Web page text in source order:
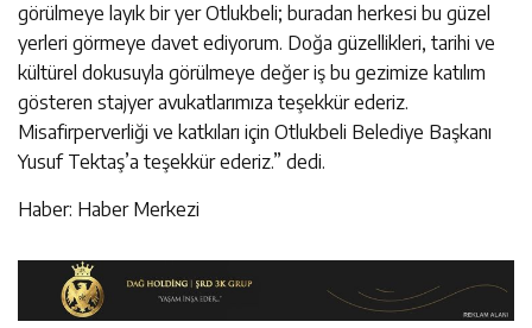
görülmeye layık bir yer Otlukbeli; buradan herkesi bu güzel
yerleri görmeye davet ediyorum. Doğa güzellikleri, tarihi ve
kültürel dokusuyla görülmeye değer iş bu gezimize katılım
gösteren stajyer avukatlarımıza teşekkür ederiz.
Misafirperverliği ve katkıları için Otlukbeli Belediye Başkanı
Yusuf Tektaş’a teşekkür ederiz.” dedi.
Haber: Haber Merkezi